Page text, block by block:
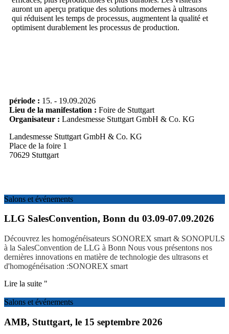
auront un aperçu pratique des solutions modernes à ultrasons
qui réduisent les temps de processus, augmentent la qualité et
optimisent durablement les processus de production.
période : 15. - 19.09.2026
Lieu de la manifestation : Foire de Stuttgart
Organisateur : Landesmesse Stuttgart GmbH & Co. KG
Landesmesse Stuttgart GmbH & Co. KG
Place de la foire 1
70629 Stuttgart
Salons et événements
LLG SalesConvention, Bonn du 03.09-07.09.2026
Découvrez les homogénéisateurs SONOREX smart & SONOPULS
à la SalesConvention de LLG à Bonn Nous vous présentons nos
dernières innovations en matière de technologie des ultrasons et
d'homogénéisation :SONOREX smart
Lire la suite "
Salons et événements
AMB, Stuttgart, le 15 septembre 2026